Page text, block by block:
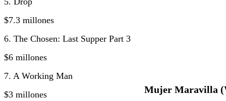
$7.3 millones
6. The Chosen: Last Supper Part 3
$6 millones
7. A Working Man
$3 millones
Mujer Maravilla